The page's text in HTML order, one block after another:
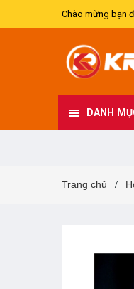
Chào mừng bạn
DANH
Trang chủ /